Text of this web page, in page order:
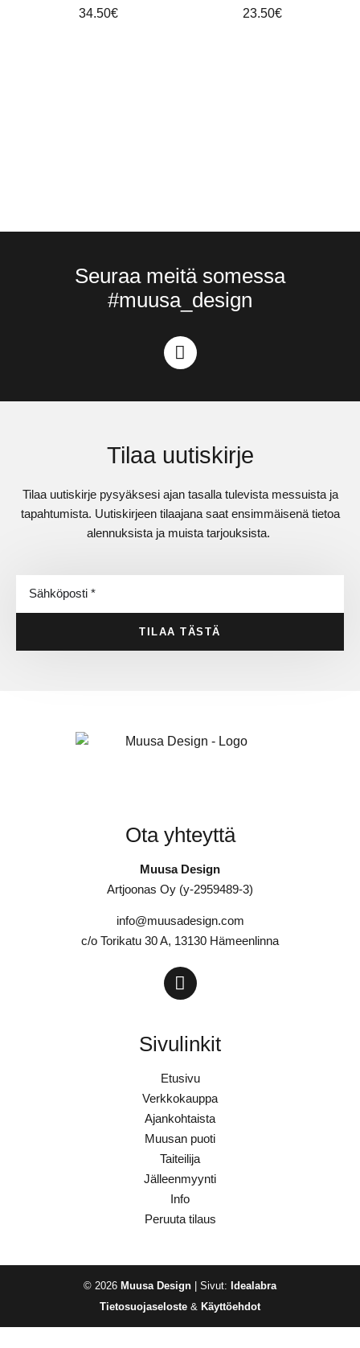
34.50€
23.50€
Seuraa meitä somessa
#muusa_design
Tilaa uutiskirje
Tilaa uutiskirje pysyäksesi ajan tasalla tulevista messuista ja
tapahtumista. Uutiskirjeen tilaajana saat ensimmäisenä tietoa
alennuksista ja muista tarjouksista.
TILAA TÄSTÄ
Ota yhteyttä
Muusa Design
Artjoonas Oy (y-2959489-3)
info@muusadesign.com
c/o Torikatu 30 A, 13130 Hämeenlinna
Sivulinkit
Etusivu
Verkkokauppa
Ajankohtaista
Muusan puoti
Taiteilija
Jälleenmyynti
Info
Peruuta tilaus
© 2026 Muusa Design | Sivut: Idealabra
Tietosuojaseloste & Käyttöehdot